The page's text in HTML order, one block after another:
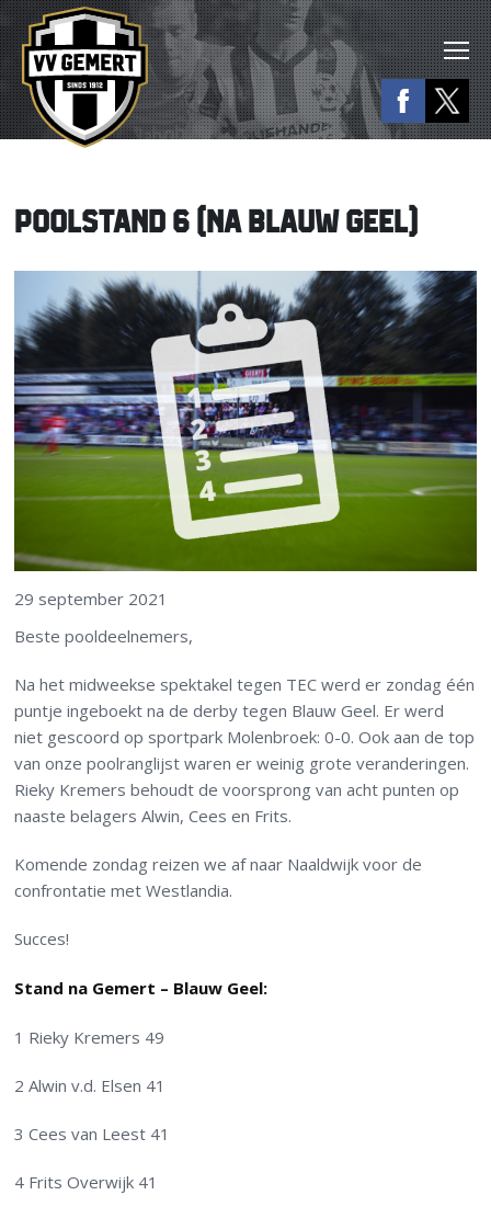
POOLSTAND 6 (NA BLAUW GEEL)
29 september 2021
Beste pooldeelnemers,
Na het midweekse spektakel tegen TEC werd er zondag één
puntje ingeboekt na de derby tegen Blauw Geel. Er werd
niet gescoord op sportpark Molenbroek: 0-0. Ook aan de top
van onze poolranglijst waren er weinig grote veranderingen.
Rieky Kremers behoudt de voorsprong van acht punten op
naaste belagers Alwin, Cees en Frits.
Komende zondag reizen we af naar Naaldwijk voor de
confrontatie met Westlandia.
Succes!
Stand na Gemert – Blauw Geel:
1 Rieky Kremers 49
2 Alwin v.d. Elsen 41
3 Cees van Leest 41
4 Frits Overwijk 41